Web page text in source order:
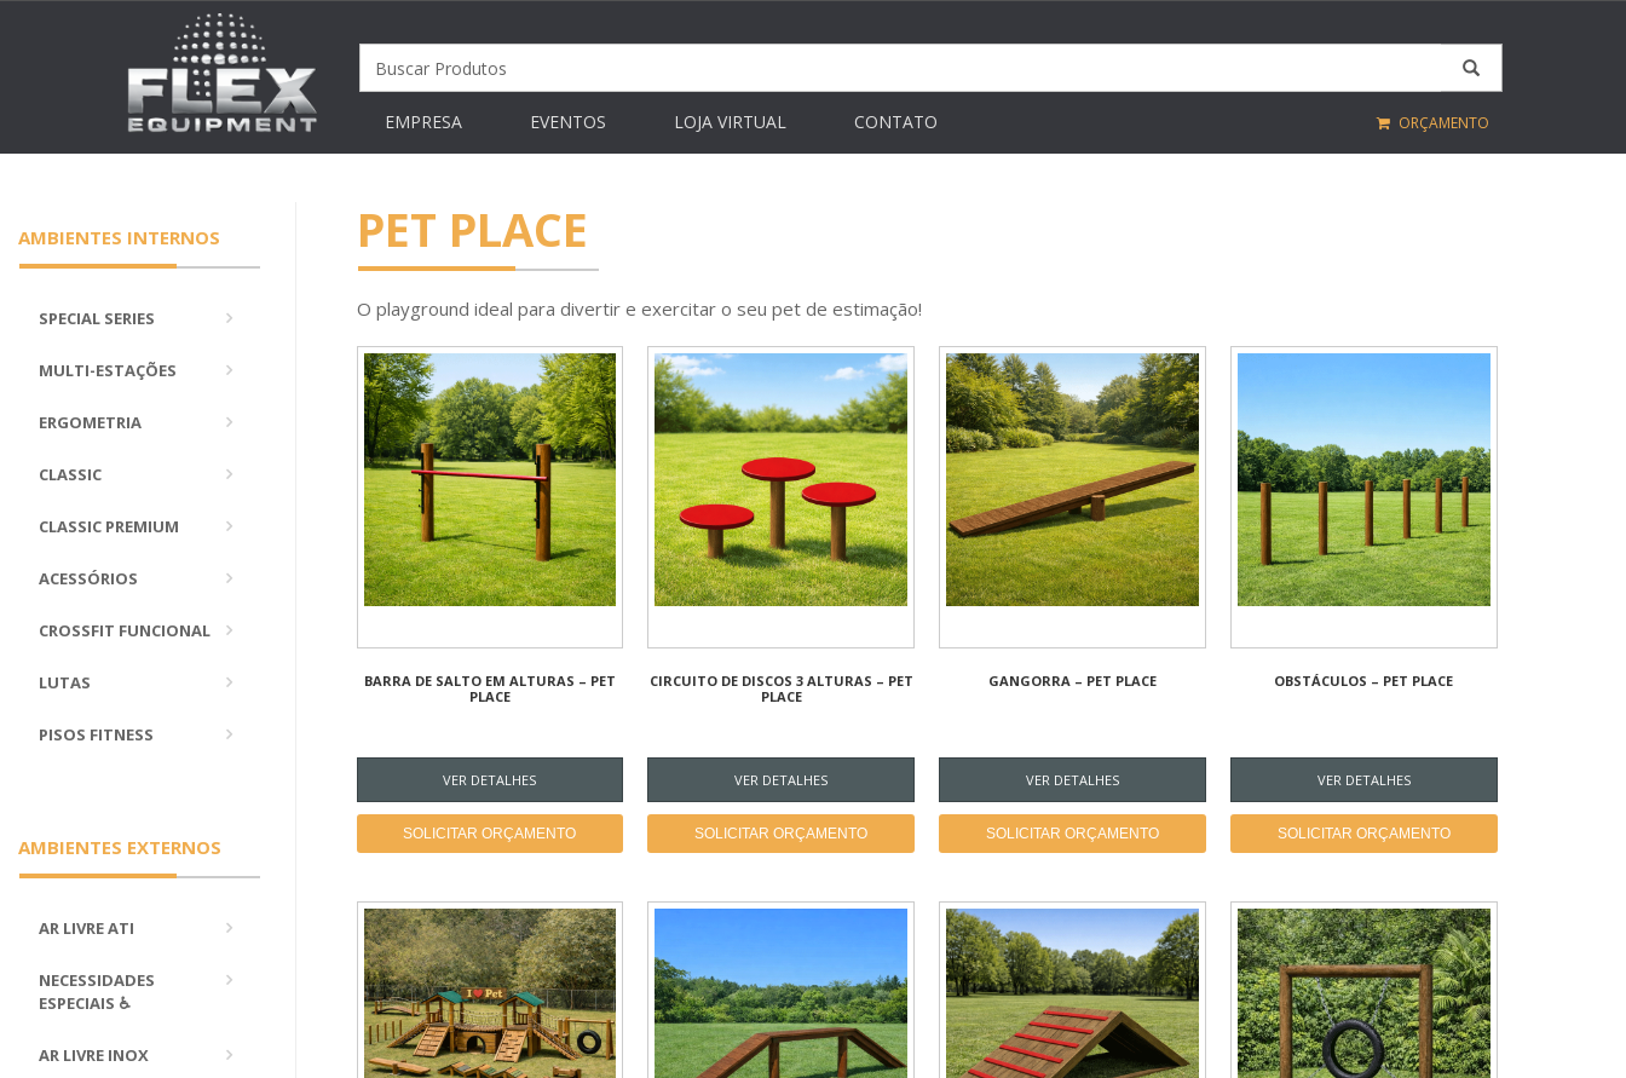
EMPRESA EVENTOS LOJA VIRTUAL CONTATO ORÇAMENTO
AMBIENTES INTERNOS
SPECIAL SERIES
MULTI-ESTAÇÕES
ERGOMETRIA
CLASSIC
CLASSIC PREMIUM
ACESSÓRIOS
CROSSFIT FUNCIONAL
LUTAS
PISOS FITNESS
AMBIENTES EXTERNOS
AR LIVRE ATI
NECESSIDADES
ESPECIAIS ♿
AR LIVRE INOX
PET PLACE
O playground ideal para divertir e exercitar o seu pet de estimação!
BARRA DE SALTO EM ALTURAS – PET
PLACE
VER DETALHES
SOLICITAR ORÇAMENTO
CIRCUITO DE DISCOS 3 ALTURAS – PET
PLACE
VER DETALHES
SOLICITAR ORÇAMENTO
GANGORRA – PET PLACE
VER DETALHES
SOLICITAR ORÇAMENTO
OBSTÁCULOS – PET PLACE
VER DETALHES
SOLICITAR ORÇAMENTO